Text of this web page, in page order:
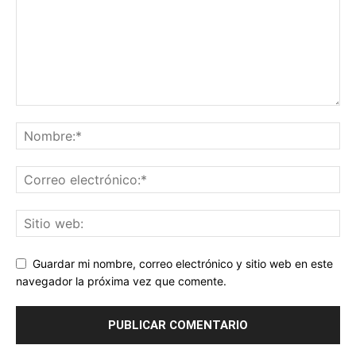
Guardar mi nombre, correo electrónico y sitio web en este
navegador la próxima vez que comente.